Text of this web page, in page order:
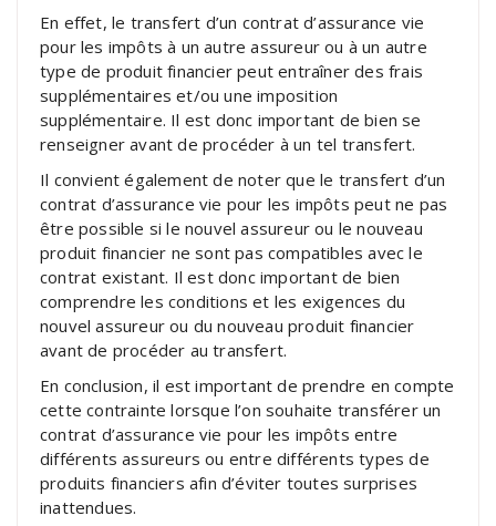
En effet, le transfert d’un contrat d’assurance vie
pour les impôts à un autre assureur ou à un autre
type de produit financier peut entraîner des frais
supplémentaires et/ou une imposition
supplémentaire. Il est donc important de bien se
renseigner avant de procéder à un tel transfert.
Il convient également de noter que le transfert d’un
contrat d’assurance vie pour les impôts peut ne pas
être possible si le nouvel assureur ou le nouveau
produit financier ne sont pas compatibles avec le
contrat existant. Il est donc important de bien
comprendre les conditions et les exigences du
nouvel assureur ou du nouveau produit financier
avant de procéder au transfert.
En conclusion, il est important de prendre en compte
cette contrainte lorsque l’on souhaite transférer un
contrat d’assurance vie pour les impôts entre
différents assureurs ou entre différents types de
produits financiers afin d’éviter toutes surprises
inattendues.